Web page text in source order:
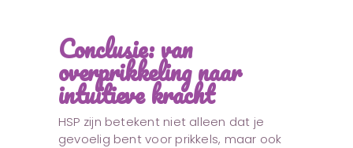
Conclusie: van
overprikkeling naar
intuïtieve kracht
HSP zijn betekent niet alleen dat je
gevoelig bent voor prikkels, maar ook